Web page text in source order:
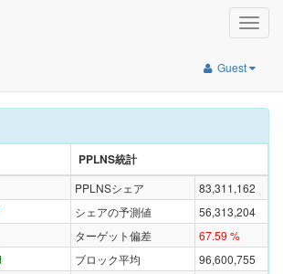
Toggle
Guest
PPLNS統計
PPLNSシェア
83,311,162
シェアの予測値
56,313,204
ターゲット偏差
67.59 %
ブロック平均
96,600,755